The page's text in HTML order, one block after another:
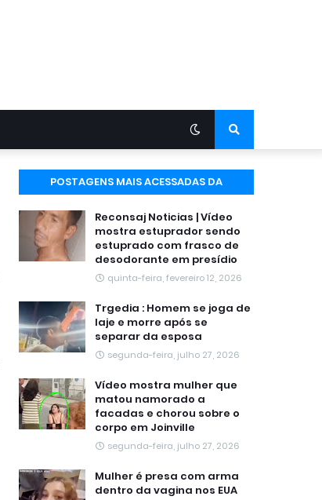
POSTAGENS MAIS ACESSADAS DA
Reconsaj Noticias | Vídeo
mostra estuprador sendo
estuprado com frasco de
desodorante em presídio
quinta-feira, fevereiro 12, 2026
Trgedia : Homem se joga de
laje e morre após se
separar da esposa
segunda-feira, julho 27, 2026
Vídeo mostra mulher que
matou namorado a
facadas e chorou sobre o
corpo em Joinville
segunda-feira, julho 27, 2026
Mulher é presa com arma
dentro da vagina nos EUA